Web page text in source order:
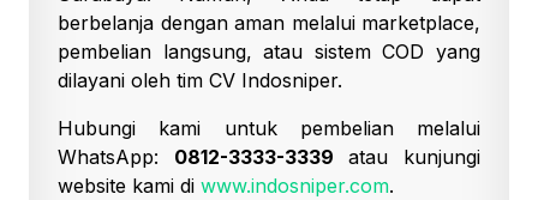
berbelanja dengan aman melalui marketplace,
pembelian langsung, atau sistem COD yang
dilayani oleh tim CV Indosniper.
Hubungi kami untuk pembelian melalui
WhatsApp: 0812-3333-3339 atau kunjungi
website kami di www.indosniper.com.